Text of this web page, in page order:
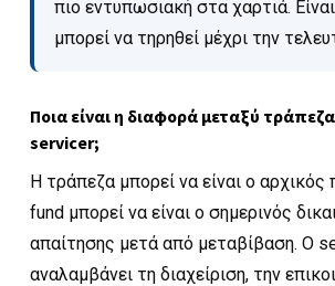
πιο εντυπωσιακή στα χαρτιά.
μπορεί να τηρηθεί μέχρι την
Ποια είναι η διαφορά μεταξύ
servicer;
Η τράπεζα μπορεί να είναι ο
fund μπορεί να είναι ο σημερινός
απαίτησης μετά από μεταβίβαση. Ο
αναλαμβάνει τη διαχείριση, την